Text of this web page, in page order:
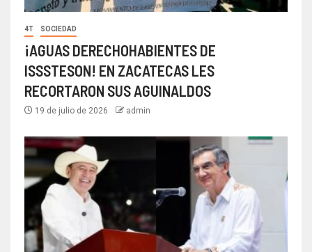
4T SOCIEDAD
¡AGUAS DERECHOHABIENTES DE
ISSSTESON! EN ZACATECAS LES
RECORTARON SUS AGUINALDOS
19 de julio de 2026 admin